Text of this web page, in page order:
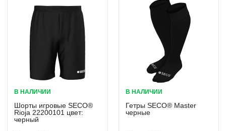
В НАЛИЧИИ
Шорты игровые SECO®
Rioja 22200101 цвет:
черный
В НАЛИЧИИ
Гетры SECO® Master
черные